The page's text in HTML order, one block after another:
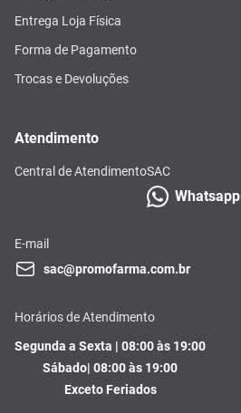
Entrega Loja Física
Forma de Pagamento
Trocas e Devoluções
Atendimento
Central de AtendimentoSAC
Whatsapp
E-mail
sac@promofarma.com.br
Horários de Atendimento
Segunda a Sexta | 08:00 às 19:00
Sábado| 08:00 às 19:00
Exceto Feriados